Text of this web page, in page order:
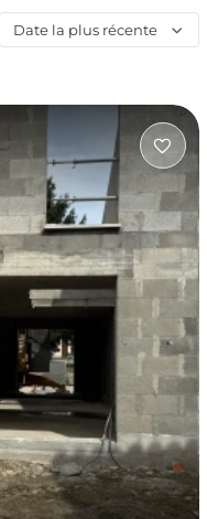
Date la plus récente